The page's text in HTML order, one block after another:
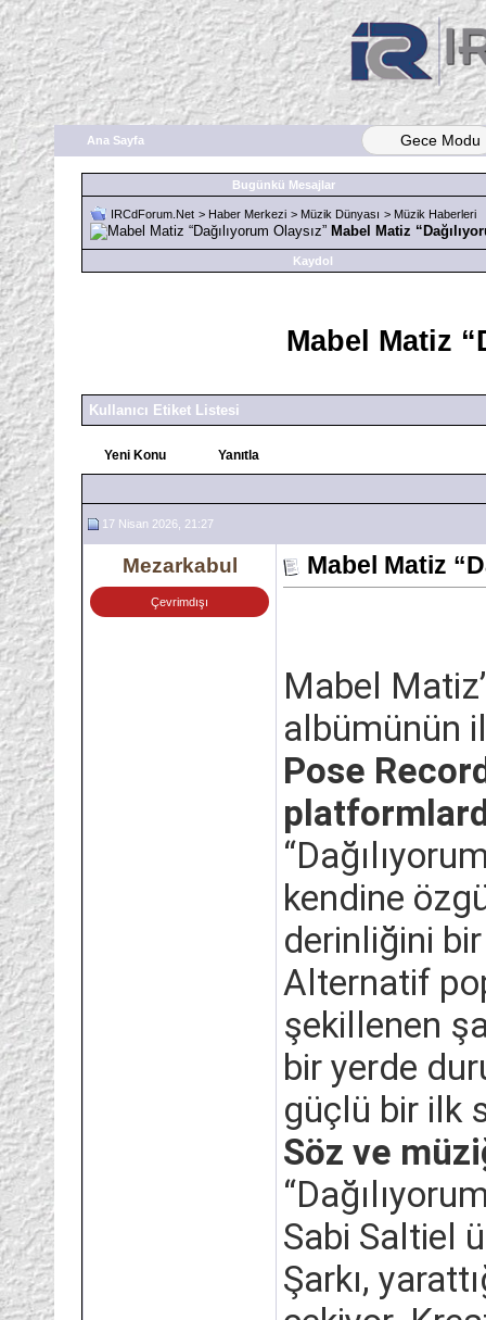
Ana Sayfa Gece Modu
Bugünkü Mesajlar
IRCdForum.Net > Haber Merkezi > Müzik Dünyası > Müzik Haberleri
Mabel Matiz
Kaydol
Mabel Matiz
Kullanıcı Etiket Listesi
Yeni Konu Yanıtla
17 Nisan 2026, 21:27
Mezarkabul
Çevrimdışı
Mabel Matiz
Mabel
albümünün
Pose
kendine
derinliğini
Alternatif
şekillenen
bir yerde
güçlü bir ilk
Söz ve
Sabi Saltiel
Şarkı,